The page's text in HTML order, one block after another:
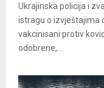
Ukrajinska policija i
istragu o izvještajima
vakcinisani protiv
odobrene,...